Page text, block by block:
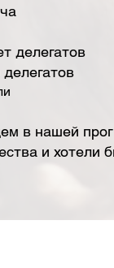
делегатов
в нашей
и хотели